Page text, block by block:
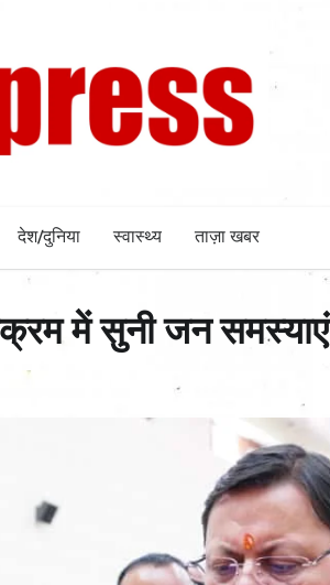
देश/दुनिया स्वास्थ्य ताज़ा खबर
में सुनी जन समस्याएं